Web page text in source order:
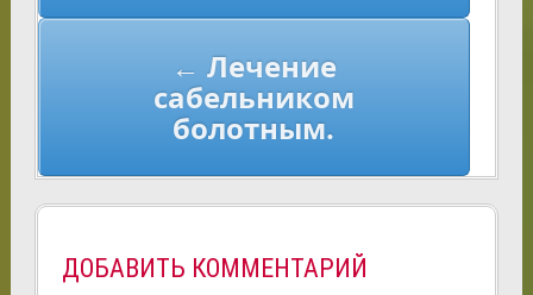
← Лечение
сабельником
болотным.
ДОБАВИТЬ КОММЕНТАРИЙ